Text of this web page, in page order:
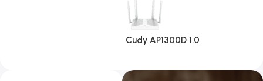
Cudy AP1300D 1.0